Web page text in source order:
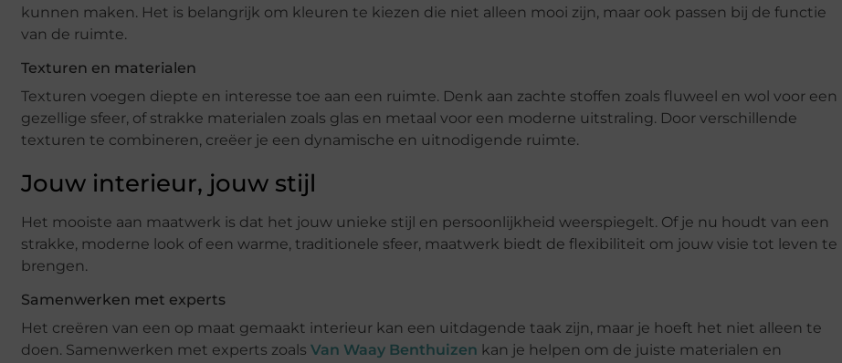
kunnen maken. Het is belangrijk om kleuren te kiezen die niet alleen mooi zijn, maar ook passen bij de functie
van de ruimte.
Texturen en materialen
Texturen voegen diepte en interesse toe aan een ruimte. Denk aan zachte stoffen zoals fluweel en wol voor een
gezellige sfeer, of strakke materialen zoals glas en metaal voor een moderne uitstraling. Door verschillende
texturen te combineren, creëer je een dynamische en uitnodigende ruimte.
Jouw interieur, jouw stijl
Het mooiste aan maatwerk is dat het jouw unieke stijl en persoonlijkheid weerspiegelt. Of je nu houdt van een
strakke, moderne look of een warme, traditionele sfeer, maatwerk biedt de flexibiliteit om jouw visie tot leven te
brengen.
Samenwerken met experts
Het creëren van een op maat gemaakt interieur kan een uitdagende taak zijn, maar je hoeft het niet alleen te
doen. Samenwerken met experts zoals Van Waay Benthuizen kan je helpen om de juiste materialen en